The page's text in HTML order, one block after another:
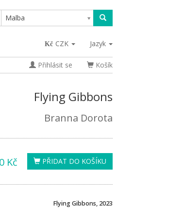
Malba
CZK Jazyk
Přihlásit se Košík
Flying Gibbons
Branna Dorota
PŘIDAT DO KOŠÍKU
Kč
Flying Gibbons, 2023